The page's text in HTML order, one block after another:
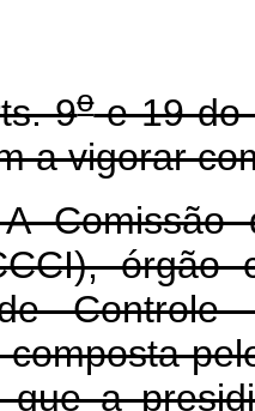
9oe 19 do
a vigorar
órgão
Controle
a